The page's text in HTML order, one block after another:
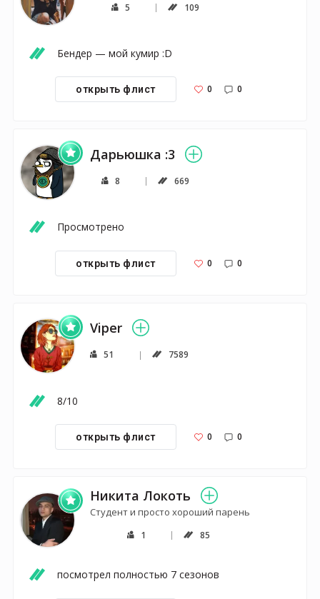
5 109
Бендер — мой кумир :D
открыть флист 0 0
Дарьюшка :3
8 669
Просмотрено
открыть флист 0 0
Viper
51 7589
8/10
открыть флист 0 0
Никита Локоть
Студент и просто хороший парень
1 85
посмотрел полностью 7 сезонов